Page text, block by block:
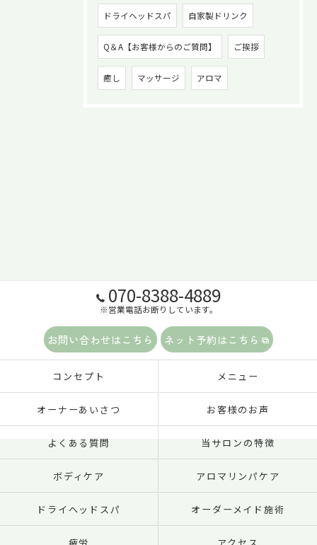
ドライヘッドスパ 自家製ドリンク
Q＆A【お客様からのご質問】 ご挨拶
癒し マッサージ アロマ
070-8388-4889
※営業電話お断りしています。
お問い合わせはこちら ネット予約はこちら
コンセプト メニュー
オーナーあいさつ お客様のお声
よくある質問 当サロンの特徴
ボディケア アロマリンパケア
ドライヘッドスパ オーダーメイド施術